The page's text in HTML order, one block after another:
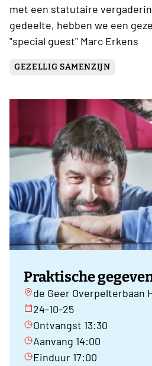
met een statutaire
gedeelte, hebben we een
"special guest" Marc Erkens
GEZELLIG SAMENZIJN
Praktische
de Geer Overpelterbaan
24-10-25
Ontvangst 13:30
Aanvang 14:00
Einduur 17:00